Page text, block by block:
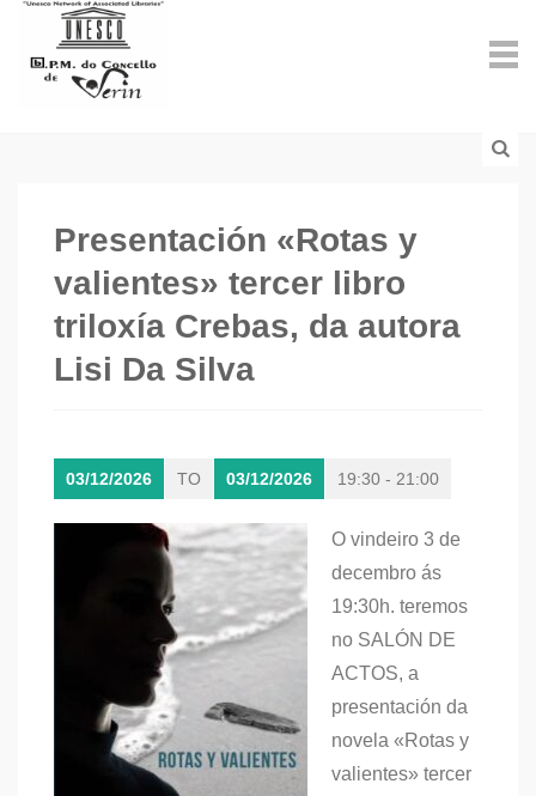
Presentación «Rotas y
valientes» tercer libro
triloxía Crebas, da autora
Lisi Da Silva
03/12/2026 TO 03/12/2026 19:30 - 21:00
O vindeiro 3 de
decembro ás
19:30h. teremos
no SALÓN DE
ACTOS, a
presentación da
novela «Rotas y
valientes» tercer